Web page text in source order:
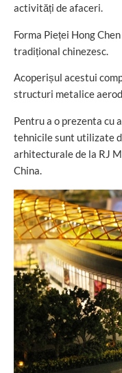
activități de afaceri.
Forma Pieței Hong
tradițional chinezesc.
Acoperișul acestui
structuri metalice
Pentru a o prezenta cu
tehnicile sunt utilizate
arhitecturale de la RJ
China.